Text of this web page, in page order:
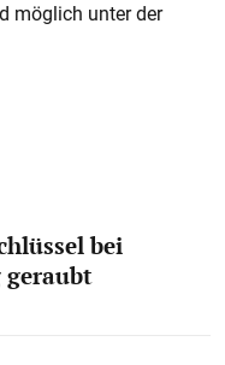
möglich unter der
bei
geraubt